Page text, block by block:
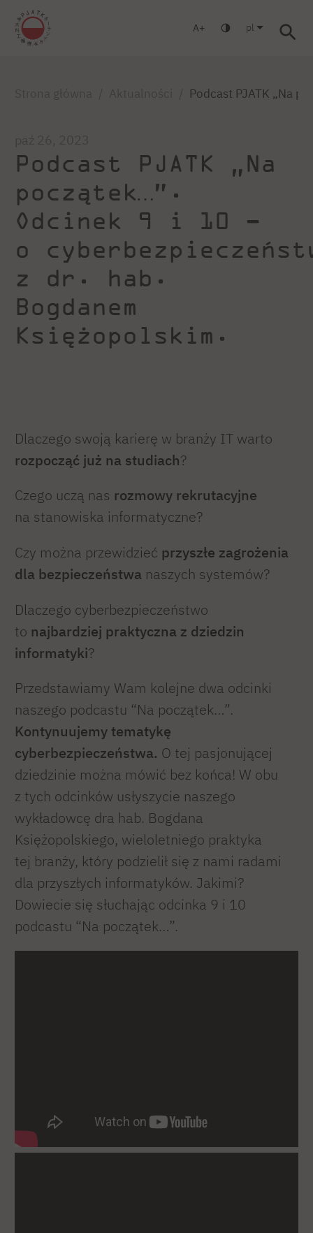
A pl
Podcast PJATK „Na
Podcast PJATK „Na
początek…”.
Odcinek 9 i 10 –
o
z dr. hab.
Bogdanem
Księżopolskim.
Dlaczego swoją karierę w branży IT warto
rozpocząć już na studiach?
Czego uczą nas rozmowy rekrutacyjne
na stanowiska informatyczne?
Czy można przewidzieć przyszłe zagrożenia
dla bezpieczeństwa naszych systemów?
Dlaczego cyberbezpieczeństwo
to najbardziej praktyczna z dziedzin
informatyki?
Przedstawiamy Wam kolejne dwa odcinki
naszego podcastu “Na początek…”.
Kontynuujemy tematykę
cyberbezpieczeństwa. O tej pasjonującej
dziedzinie można mówić bez końca! W obu
z tych odcinków usłyszycie naszego
wykładowcę dra hab. Bogdana
Księżopolskiego, wieloletniego praktyka
tej branży, który podzielił się z nami radami
dla przyszłych informatyków. Jakimi?
Dowiecie się słuchając odcinka 9 i 10
podcastu “Na początek…”.